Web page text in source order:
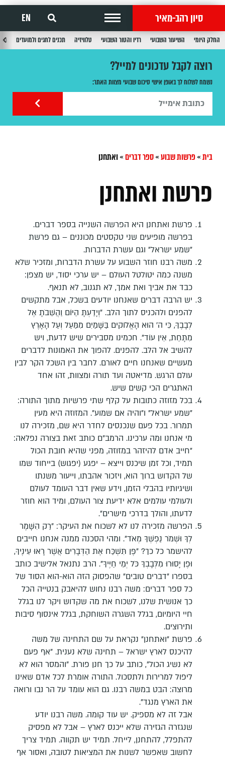
סיון רהב-מאיר EN
החלק היומי השיעור השבועי רדיו והטור השבועי טלוויזיה תכנים לחגים ולמועדים
רוצה לקבל עדכונים למייל?
נשמח לשלוח לך באופן אישי סיכום שבועי מצוות האתר:
בית»פרשות שבוע»ספר דברים»ואתחנן
פרשת ואתחנן
פרשת ואתחנן היא הפרשה השנייה בספר דברים.
בפרשה מופיעים שני טקסטים מכוננים – גם פרשת
"שמע ישראל" וגם עשרת הדברות.
משה רבנו חוזר השבוע על עשרת הדברות, ומזכיר שלא
משנה כמה יטולטל העולם – יש ערכי יסוד, יש מצפן:
כבד את אביך ואת אמך, לא תגנוב, לא תנאף.
יש הרבה דברים שאנחנו יודעים בשכל, אבל מתקשים
להפנים ולהכניס לתוך הלב. "וְיָדַעְתָּ הַיּוֹם וַהֲשֵׁבֹתָ אֶל
לְבָבֶךָ, כִּי ה' הוּא הָאֱלֹוקים בַּשָּׁמַיִם מִמַּעַל וְעַל הָאָרֶץ
מִתָּחַת, אֵין עוֹד". חכמינו מסבירים שיש לדעת, ויש
להשיב אל הלב. להפנים. להפוך את האמונות לדברים
מעשיים שאנחנו חיים לאורם. לחבר בין השכל הקר לבין
עולם הרגש. מדיאטה ועד תורה ומצוות, זהו אחד
האתגרים הכי קשים שיש.
בכל מזוזה כתובות על קלף שתי פרשיות מתוך התורה:
"שמע ישראל" ו"והיה אם שמוע". המזוזה היא מעין
תמרור. בכל פעם שנכנסים לחדר היא שם, מזכירה לנו
מי אנחנו ומה ערכינו. הרמב"ם כותב זאת בצורה נפלאה:
"חייב אדם להיזהר במזוזה, מפני שהיא חובת הכול
תמיד, וכל זמן שיכנס וייצא – יפגע (יפגוש) בייחוד שמו
של הקדוש ברוך הוא, ויזכור אהבתו, וייעור משנתו
ושיגיותיו בהבלי הזמן, וידע שאין דבר העומד לעולם
ולעולמי עולמים אלא ידיעת צור העולם, ומיד הוא חוזר
לדעתו, והולך בדרכי מישרים".
הפרשה מזכירה לנו לא לשכוח את העיקר: "רַק הִשָּׁמֶר
לְךָ וּשְׁמֹר נַפְשְׁךָ מְאֹד". ומהי הסכנה ממנה אנחנו חייבים
להישמר כל כך? "פֶּן תִּשְׁכַּח אֶת הַדְּבָרִים אֲשֶׁר רָאוּ עֵינֶיךָ,
וּפֶן יָסוּרוּ מִלְּבָבְךָ כֹּל יְמֵי חַיֶּיךָ". הרב נתנאל אלישיב כותב
בספרו "דברים טובים" שהפסוק הזה הוא-הוא הסוד של
כל ספר דברים: משה רבנו נחוש להיאבק בנטייה הכל
כך אנושית שלנו, לשכוח את מה שקדוש ויקר לנו בגלל
חיי היומיום, בגלל השגרה השוחקת, בגלל אינסוף סיבות
ותירוצים.
פרשת "ואתחנן" נקראת על שם התחינה של משה
להיכנס לארץ ישראל – תחינה שלא נענית. "אף פעם
לא נשיג הכול", כותב על כך חנן פורת. "והמסר הוא לא
ליפול למרירות ולתסכול. התורה אומרת לכל אדם שאינו
מרוצה: הבט במשה רבנו. גם הוא עומד על הר נבו ורואה
את הארץ מנגד".
אבל זה לא מספיק. יש עוד קומה. משה רבנו יודע
שנגזרה הגזירה שלא ייכנס לארץ – אבל לא מפסיק
להתפלל, להתחנן, לייחל. תמיד יש תקווה. תמיד צריך
לחשוב שאפשר לשנות את המציאות לטובה, ואסור אף